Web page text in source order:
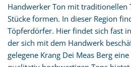
Handwerker Ton mit traditionellen
Stücke formen. In dieser Region
Töpferdörfer. Hier findet sich fast
der sich mit dem Handwerk
gelegene Krang Dei Meas Berg